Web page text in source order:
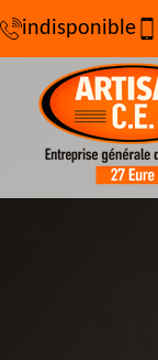
indisponible